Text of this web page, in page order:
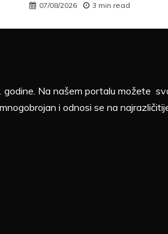
07/08/2026 3 min read
Na našem portalu možete
i odnosi se na